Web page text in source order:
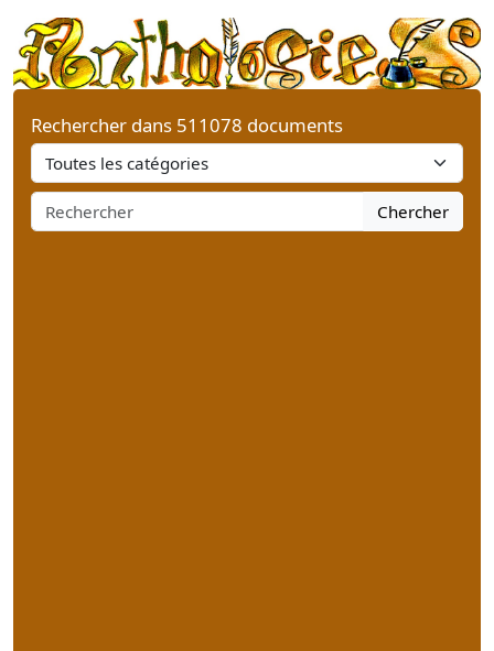
Rechercher dans 511078 documents
Chercher